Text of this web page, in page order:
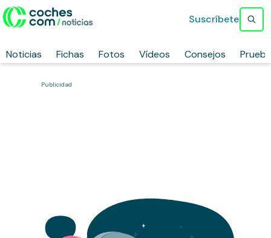
Noticias Fichas Fotos Vídeos Consejos
Suscríbete
Publicidad